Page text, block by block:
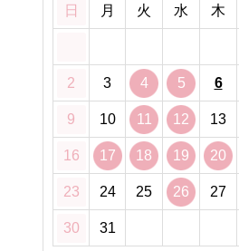
日 月 火 水 木
2 3 4 5 6
9 10 11 12 13
16 17 18 19 20
23 24 25 26 27
30 31